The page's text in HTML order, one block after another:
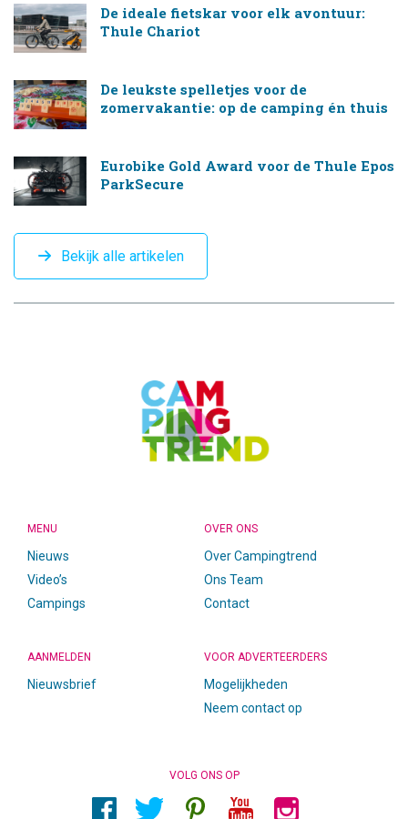
De ideale fietskar voor elk avontuur:
Thule Chariot
De leukste spelletjes voor de
zomervakantie: op de camping én thuis
Eurobike Gold Award voor de Thule Epos
ParkSecure
Bekijk alle artikelen
MENU
Nieuws
Video’s
Campings
OVER ONS
Over Campingtrend
Ons Team
Contact
AANMELDEN
Nieuwsbrief
VOOR ADVERTEERDERS
Mogelijkheden
Neem contact op
VOLG ONS OP